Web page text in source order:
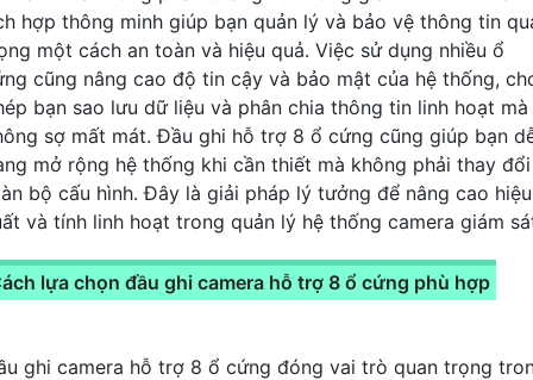
hợp thông minh giúp bạn quản lý và bảo vệ thông tin
một cách an toàn và hiệu quả. Việc sử dụng nhiều ổ
cũng nâng cao độ tin cậy và bảo mật của hệ thống,
bạn sao lưu dữ liệu và phân chia thông tin linh hoạt mà
sợ mất mát. Đầu ghi hỗ trợ 8 ổ cứng cũng giúp bạn
mở rộng hệ thống khi cần thiết mà không phải thay đổi
bộ cấu hình. Đây là giải pháp lý tưởng để nâng cao hiệu
và tính linh hoạt trong quản lý hệ thống camera giám
lựa chọn đầu ghi camera hỗ trợ 8 ổ cứng phù hợp
ghi camera hỗ trợ 8 ổ cứng đóng vai trò quan trọng